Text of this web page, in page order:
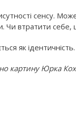
сенсу.
Чи втратити себе,
як
картину Юрка